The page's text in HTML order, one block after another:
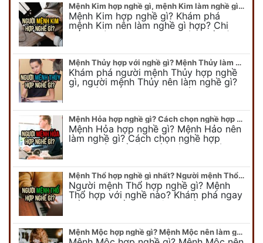
Mệnh Kim hợp nghề gì, mệnh Kim làm nghề gì để #Phát Tài Lộc
Mệnh Kim hợp nghề gì? Khám phá
mệnh Kim nên làm nghề gì hợp? Chi
tiết người mang kim hợp với nghề gì sẽ
Mệnh Thủy hợp với nghề gì? Mệnh Thủy làm nghề gì để #Ăn nên làm ra
Khám phá người mệnh Thủy hợp nghề
gì, người mệnh Thủy nên làm nghề gì?
Chi tiết nghề hợp mệnh Thủy sẽ được
Mệnh Hỏa hợp nghề gì? Cách chọn nghề hợp mệnh Hỏa hút nhiều tài lộc
Mệnh Hỏa hợp nghề gì? Mệnh Hảo nên
làm nghề gì? Cách chọn nghề hợp
mệnh Hỏa để hút nhiều tài lộc. Giúp
Mệnh Thổ hợp nghề gì nhất? Người mệnh Thổ kỵ nghề gì?
Người mệnh Thổ hợp nghề gì? Mệnh
Thổ hợp với nghề nào? Khám phá ngay
để chọn nghề hợp mệnh Thổ. Cũng như
Mệnh Mộc hợp nghề gì? Mệnh Mộc nên làm gì? Mệnh Mộc kỵ nghề nào?